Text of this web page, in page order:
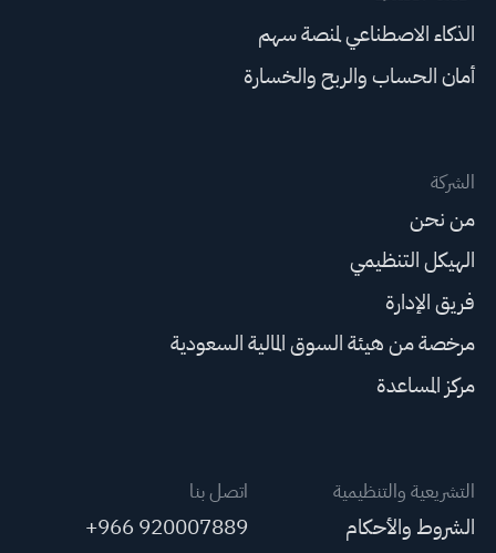
الذكاء الاصطناعي لمنصة سهم
أمان الحساب والربح والخسارة
الشركة
من نحن
الهيكل التنظيمي
فريق الإدارة
مرخصة من هيئة السوق المالية السعودية
مركز المساعدة
التشريعية والتنظيمية
الشروط والأحكام
اتصل بنا
+966 920007889